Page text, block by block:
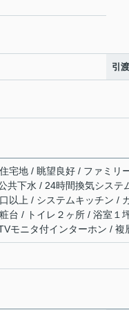
引
宅地 / 眺望良好 / ファミ
共下水 / 24時間換気シス
以上 / システムキッチン /
台 / トイレ２ヶ所 / 浴室１
モニタ付インターホン / 複